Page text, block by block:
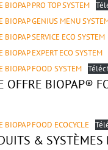
BIOPAP PRO TOP SYSTEM
BIOPAP GENIUS MENU
BIOPAP SERVICE ECO SYSTEM
BIOPAP EXPERT ECO SYSTEM
BIOPAP FOOD SYSTEM
OFFRE BIOPAP®
BIOPAP FOOD ECOCYCLE
& SYSTÈMES